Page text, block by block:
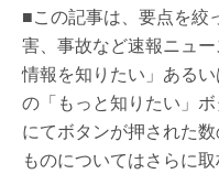
■この記事は、要点を絞
害、事故など速報ニュ
情報を知りたい」ある
の「もっと知りたい」
にてボタンが押された
ものについてはさらに